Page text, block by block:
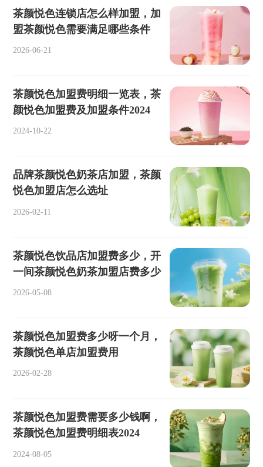
茶颜悦色连锁店怎么样加盟，加
盟茶颜悦色需要满足哪些条件
2026-06-21
茶颜悦色加盟费明细一览表，茶
颜悦色加盟费及加盟条件2024
2024-10-22
品牌茶颜悦色奶茶店加盟，茶颜
悦色加盟店怎么选址
2026-02-11
茶颜悦色饮品店加盟费多少，开
一间茶颜悦色奶茶加盟店费多少
2026-05-08
茶颜悦色加盟费多少呀一个月，
茶颜悦色单店加盟费用
2026-02-28
茶颜悦色加盟费需要多少钱啊，
茶颜悦色加盟费明细表2024
2024-08-05